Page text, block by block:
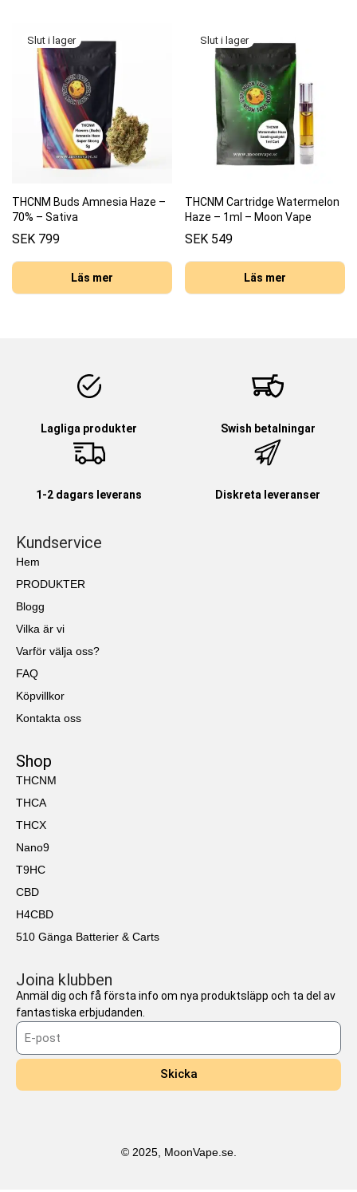
THCNM Buds Amnesia Haze –
70% – Sativa
SEK 799
Läs mer
THCNM Cartridge Watermelon
Haze – 1ml – Moon Vape
SEK 549
Läs mer
Lagliga produkter Swish betalningar
1-2 dagars leverans Diskreta leveranser
Kundservice
Hem
PRODUKTER
Blogg
Vilka är vi
Varför välja oss?
FAQ
Köpvillkor
Kontakta oss
Shop
THCNM
THCA
THCX
Nano9
T9HC
CBD
H4CBD
510 Gänga Batterier & Carts
Joina klubben
Anmäl dig och få första info om nya produktsläpp och ta del av
fantastiska erbjudanden.
Skicka
© 2025, MoonVape.se.